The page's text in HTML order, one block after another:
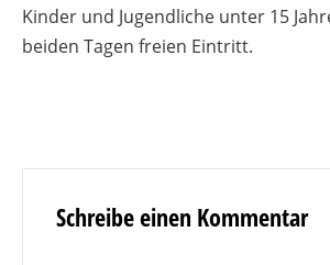
Kinder und Jugendliche unter 15
beiden Tagen freien Eintritt.
Schreibe einen Kommentar